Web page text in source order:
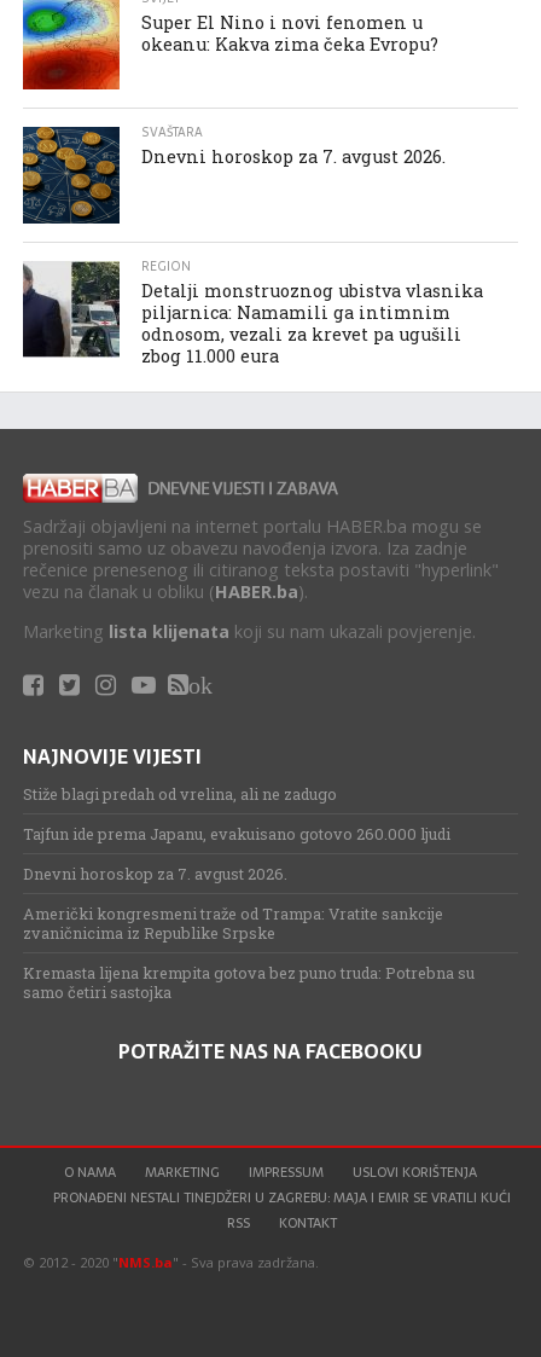
Super El Nino i novi fenomen u
okeanu: Kakva zima čeka Evropu?
SVAŠTARA
Dnevni horoskop za 7. avgust 2026.
REGION
Detalji monstruoznog ubistva vlasnika
piljarnica: Namamili ga intimnim
odnosom, vezali za krevet pa ugušili
zbog 11.000 eura
Sadržaji objavljeni na internet portalu HABER.ba mogu se
prenositi samo uz obavezu navođenja izvora. Iza zadnje
rečenice prenesenog ili citiranog teksta postaviti "hyperlink"
vezu na članak u obliku (HABER.ba).
Marketing lista klijenata koji su nam ukazali povjerenje.
ok
NAJNOVIJE VIJESTI
Stiže blagi predah od vrelina, ali ne zadugo
Tajfun ide prema Japanu, evakuisano gotovo 260.000 ljudi
Dnevni horoskop za 7. avgust 2026.
Američki kongresmeni traže od Trampa: Vratite sankcije
zvaničnicima iz Republike Srpske
Kremasta lijena krempita gotova bez puno truda: Potrebna su
samo četiri sastojka
POTRAŽITE NAS NA FACEBOOKU
O NAMA MARKETING IMPRESSUM
USLOVI KORIŠTENJA
PRONAĐENI NESTALI TINEJDŽERI U ZAGREBU: MAJA I EMIR SE VRATILI KUĆI
RSS
KONTAKT
© 2012 - 2020 "NMS.ba" - Sva prava zadržana.